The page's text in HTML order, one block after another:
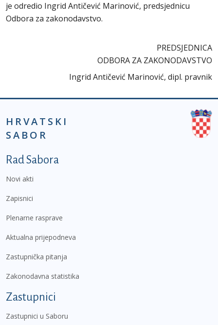
je odredio Ingrid Antičević Marinović, predsjednicu
Odbora za zakonodavstvo.
PREDSJEDNICA
ODBORA ZA ZAKONODAVSTVO
Ingrid Antičević Marinović, dipl. pravnik
HRVATSKI
SABOR
Podnožje prvi izbornik
Rad Sabora
Novi akti
Zapisnici
Plenarne rasprave
Aktualna prijepodneva
Zastupnička pitanja
Zakonodavna statistika
Zastupnici
Zastupnici u Saboru